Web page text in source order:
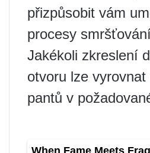
přizpůsobit vám
procesy
Jakékoli zkreslení
otvoru lze
pantů v